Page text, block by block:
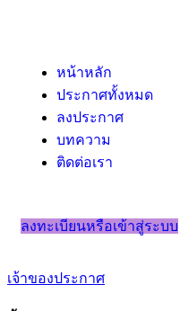
หน้าหลัก
ประกาศทั้งหมด
ลงประกาศ
บทความ
ติดต่อเรา
ลงทะเบียนหรือเข้าสู่ระบบ
เจ้าของประกาศ